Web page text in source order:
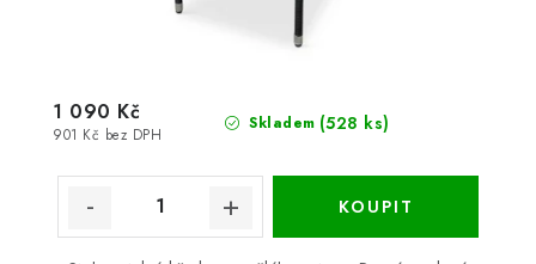
Skladem (528 ks)
901 Kč bez DPH
1 090 Kč